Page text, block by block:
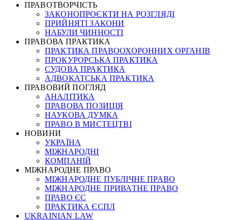
ПРАВОТВОРЧІСТЬ
ЗАКОНОПРОЄКТИ НА РОЗГЛЯДІ
ПРИЙНЯТІ ЗАКОНИ
НАБУЛИ ЧИННОСТІ
ПРАВОВА ПРАКТИКА
ПРАКТИКА ПРАВООХОРОННИХ ОРГАНІВ
ПРОКУРОРСЬКА ПРАКТИКА
СУДОВА ПРАКТИКА
АДВОКАТСЬКА ПРАКТИКА
ПРАВОВИЙ ПОГЛЯД
АНАЛІТИКА
ПРАВОВА ПОЗИЦІЯ
НАУКОВА ДУМКА
ПРАВО В МИСТЕЦТВІ
НОВИНИ
УКРАЇНА
МІЖНАРОДНІ
КОМПАНІЙ
МІЖНАРОДНЕ ПРАВО
МІЖНАРОДНЕ ПУБЛІЧНЕ ПРАВО
МІЖНАРОДНЕ ПРИВАТНЕ ПРАВО
ПРАВО ЄС
ПРАКТИКА ЄСПЛ
UKRAINIAN LAW